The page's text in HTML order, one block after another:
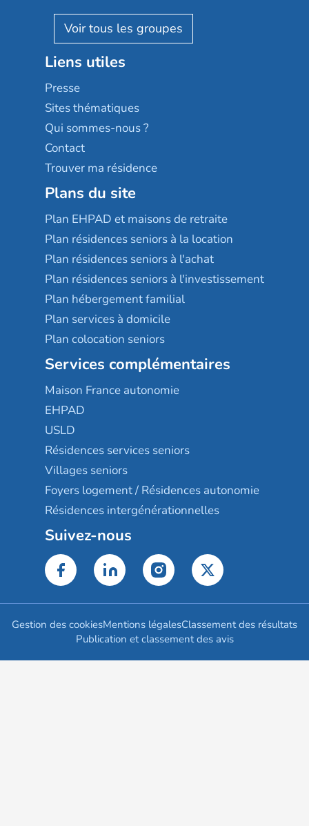
Reseda
Stella management
Les villages d'or
Sérénys
Résidences services Villa Médicis
Résidalya
Groupe aplus
AGE D'OR Services
Liens utiles
Presse
Sites thématiques
Qui sommes-nous ?
Contact
Trouver ma résidence
Plans du site
Plan EHPAD et maisons de retraite
Plan résidences seniors à la location
Plan résidences seniors à l'achat
Plan résidences seniors à l'investissement
Plan hébergement familial
Plan services à domicile
Plan colocation seniors
Services complémentaires
Maison France autonomie
EHPAD
USLD
Résidences services seniors
Villages seniors
Foyers logement / Résidences autonomie
Résidences intergénérationnelles
Suivez-nous
Gestion des cookiesMentions légalesClassement des résultats
Publication et classement des avis